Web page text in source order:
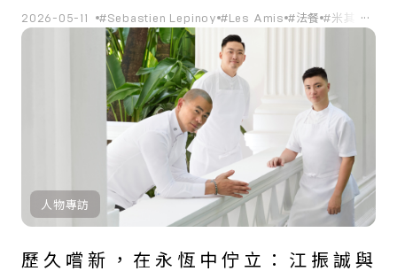
瓦爾河谷到米其林三星的主廚之路。
2026-05-11 #Sebastien Lepinoy #Les Amis #法餐 #米其林
...
人物專訪
歷久嚐新，在永恆中佇立：江振誠與